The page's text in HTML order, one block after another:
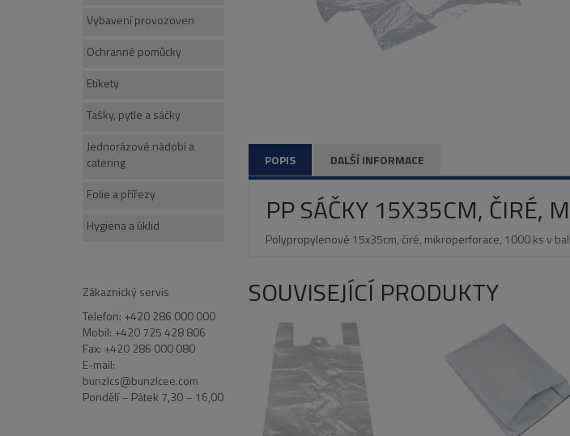
POPIS DALŠÍ INFORMACE
PP SÁČKY 15X35CM, ČIRÉ,
Polypropylenové 15x35cm, čiré, mikroperforace, 1000 ks v bal.
SOUVISEJÍCÍ PRODUKTY
Vybavení provozoven
Ochranné pomůcky
Etikety
Tašky, pytle a sáčky
Jednorázové nádobí a
catering
Folie a přířezy
Hygiena a úklid
Zákaznický servis
Telefon: +420 286 000 000
Mobil: +420 725 428 806
Fax: +420 286 000 080
E-mail:
bunzlcs@bunzlcee.com
Pondělí – Pátek 7,30 – 16,00